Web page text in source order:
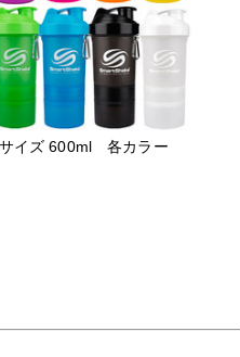
イズ 600ml 各カラー